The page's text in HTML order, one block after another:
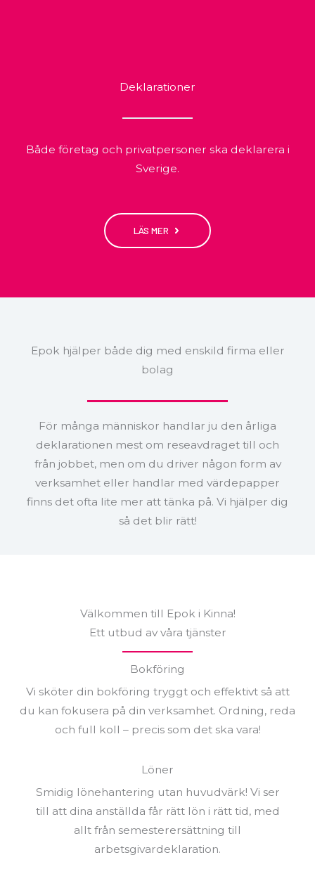
Epok hjälper både dig med enskild firma eller
bolag
För många människor handlar ju den årliga
deklarationen mest om reseavdraget till och
från jobbet, men om du driver någon form av
verksamhet eller handlar med värdepapper
finns det ofta lite mer att tänka på. Vi hjälper dig
så det blir rätt!
Deklarationer
Både företag och privatpersoner ska deklarera i
Sverige.
LÄS MER
Välkommen till Epok i Kinna!
Ett utbud av våra tjänster
Bokföring
Vi sköter din bokföring tryggt och effektivt så att
du kan fokusera på din verksamhet. Ordning, reda
och full koll – precis som det ska vara!
Löner
Smidig lönehantering utan huvudvärk! Vi ser
till att dina anställda får rätt lön i rätt tid, med
allt från semesterersättning till
arbetsgivardeklaration.